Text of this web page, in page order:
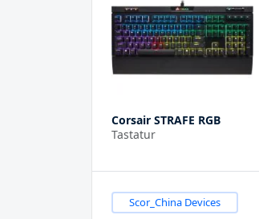
Corsair STRAFE RGB
Tastatur
Scor_China Devices